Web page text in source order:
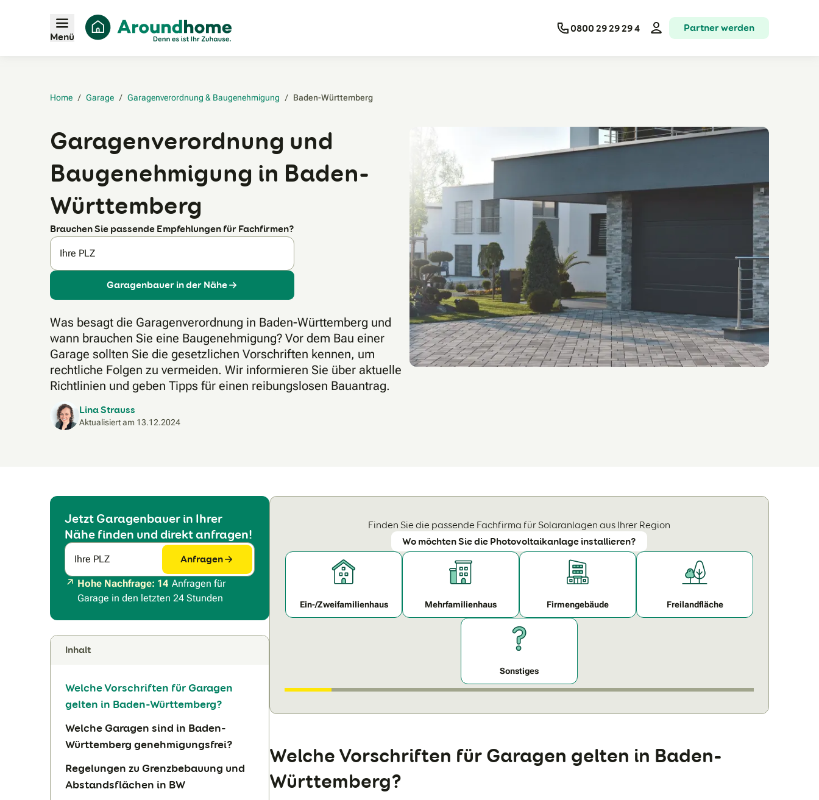
Menü
0800 29 29 29 4 Partner werden
Home / Garage / Garagenverordnung & Baugenehmigung / Baden-Württemberg‎
Garagenverordnung und
Baugenehmigung in Baden-
Württemberg
Brauchen Sie passende Empfehlungen für Fachfirmen?
Ihre PLZ
Garagenbauer in der Nähe
Was besagt die Garagenverordnung in Baden-Württemberg und
wann brauchen Sie eine Baugenehmigung? Vor dem Bau einer
Garage sollten Sie die gesetzlichen Vorschriften kennen, um
rechtliche Folgen zu vermeiden. Wir informieren Sie über aktuelle
Richtlinien und geben Tipps für einen reibungslosen Bauantrag.
Lina Strauss
Aktualisiert am 13.12.2024
Jetzt Garagenbauer in Ihrer
Nähe finden und direkt anfragen!
Ihre PLZ Anfragen
Hohe Nachfrage: 14 Anfragen für
Garage in den letzten 24 Stunden
Inhalt
Welche Vorschriften für Garagen
gelten in Baden-Württemberg?
Welche Garagen sind in Baden-
Württemberg genehmigungsfrei?
Regelungen zu Grenzbebauung und
Abstandsflächen in BW
Finden Sie die passende Fachfirma für Solaranlagen aus Ihrer Region
Wo möchten Sie die Photovoltaikanlage installieren?
Ein-/Zweifamilienhaus Mehrfamilienhaus Firmengebäude Freilandfläche
Sonstiges
Welche Vorschriften für Garagen gelten in Baden-
Württemberg?